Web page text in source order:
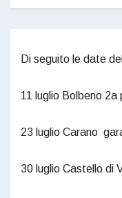
Di seguito le date
11 luglio Bolbeno 2a
23 luglio Carano
30 luglio Castello di